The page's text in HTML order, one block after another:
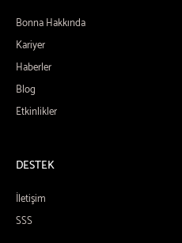
Bonna Hakkında
Kariyer
Haberler
Blog
Etkinlikler
DESTEK
İletişim
SSS